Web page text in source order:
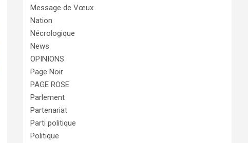
Message de Vœux
Nation
Nécrologique
News
OPINIONS
Page Noir
PAGE ROSE
Parlement
Partenariat
Parti politique
Politique